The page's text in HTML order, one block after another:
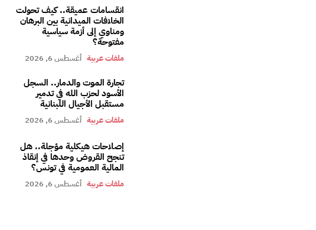
انقسامات عميقة.. كيف تحولت
الخلافات الميدانية بين البرهان
ومناوي إلى أزمة سياسية
مفتوحة؟
ملفات عربية أغسطس 6, 2026
تجارة الموت والدمار.. السجل
الأسود لحزب الله في تدمير
مستقبل الأجيال اللبنانية
ملفات عربية أغسطس 6, 2026
إصلاحات هيكلية مؤجلة.. هل
تنجح القروض وحدها في إنقاذ
المالية العمومية في تونس؟
ملفات عربية أغسطس 6, 2026